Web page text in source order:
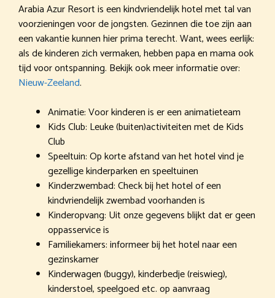
Arabia Azur Resort is een kindvriendelijk hotel met tal van
voorzieningen voor de jongsten. Gezinnen die toe zijn aan
een vakantie kunnen hier prima terecht. Want, wees eerlijk:
als de kinderen zich vermaken, hebben papa en mama ook
tijd voor ontspanning. Bekijk ook meer informatie over:
Nieuw-Zeeland.
Animatie: Voor kinderen is er een animatieteam
Kids Club: Leuke (buiten)activiteiten met de Kids
Club
Speeltuin: Op korte afstand van het hotel vind je
gezellige kinderparken en speeltuinen
Kinderzwembad: Check bij het hotel of een
kindvriendelijk zwembad voorhanden is
Kinderopvang: Uit onze gegevens blijkt dat er geen
oppasservice is
Familiekamers: informeer bij het hotel naar een
gezinskamer
Kinderwagen (buggy), kinderbedje (reiswieg),
kinderstoel, speelgoed etc. op aanvraag